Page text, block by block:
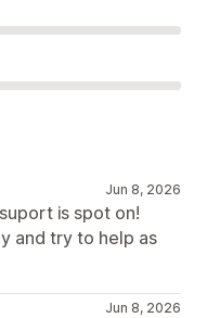
Jun 8, 2026
is spot on!
and try to help as
Jun 8, 2026